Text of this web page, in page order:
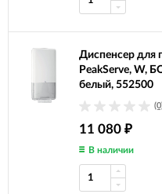
Диспенсер для
PeakServe,
белый, 552500
11 080 ₽
В наличии